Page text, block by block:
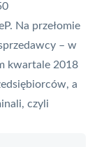
Na przełomie
– w
kwartale 2018
a
czyli